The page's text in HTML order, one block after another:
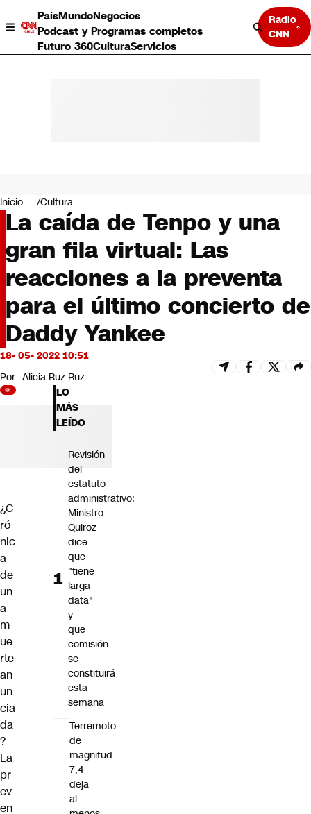
PaísMundoNegocios
Podcast y Programas completos
Futuro 360CulturaServicios
Radio
CNN
Negocios
Deportes
Programas completos
Cultura
Servicios
Bits
CNN tiempo
Futuro 360
Opinión
Inicio Cultura
La caída de Tenpo y una
gran fila virtual: Las
reacciones a la preventa
para el último concierto de
Daddy Yankee
18- 05- 2022 10:51
Por Alicia Ruz Ruz
¿C
ró
nic
a
de
un
a
m
ue
rte
an
un
cia
da
?
La
pr
ev
en
LO
MÁS
LEÍDO
Revisión
del
estatuto
administrativo:
Ministro
Quiroz
dice
que
"tiene
larga
data"
y
que
comisión
se
constituirá
esta
semana
Terremoto
de
magnitud
7,4
deja
al